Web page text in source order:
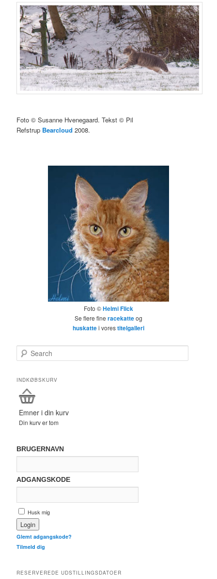
Foto © Susanne Hvenegaard. Tekst © Pil
Refstrup Bearcloud 2008.
Foto ©Helmi Flick
Se flere fine racekatteog
huskattei vorestitelgalleri
Search
INDKØBSKURV
Emner i din kurv
Din kurv er tom
BRUGERNAVN
ADGANGSKODE
Husk mig
Glemt adgangskode?
Tilmeld dig
RESERVEREDE UDSTILLINGSDATOER